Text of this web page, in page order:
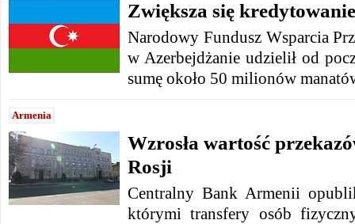
Zwiększa się
Narodowy Fundusz Wsparcia
w Azerbejdżanie udzielił od
sumę około 50 milionów
Armenia
Wzrosła wartość
Rosji
Centralny Bank Armenii
którymi transfery osób